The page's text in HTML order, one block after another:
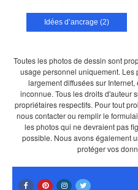
Idées d’ancrage (2)
Toutes les photos de dessin sont
usage personnel uniquement. Les
largement diffusées sur
inconnue. Tous les droits d'auteur
propriétaires respectifs. Pour tout
nous contacter ou remplir le
les photos qui ne devraient pas
possible. Nous avons également
protéger vos